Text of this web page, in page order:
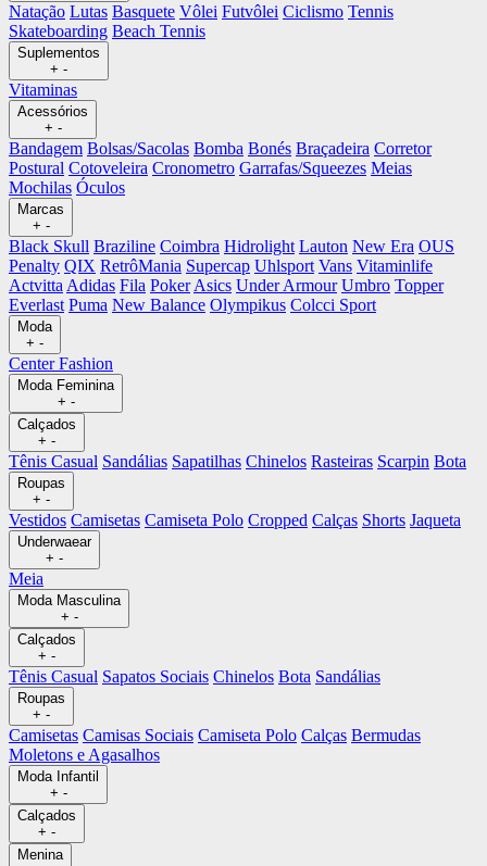
Natação Lutas Basquete Vôlei Futvôlei Ciclismo Tennis
Skateboarding Beach Tennis
Suplementos
+ -
Vitaminas
Acessórios
+ -
Bandagem Bolsas/Sacolas Bomba Bonés Braçadeira Corretor
Postural Cotoveleira Cronometro Garrafas/Squeezes Meias
Mochilas Óculos
Marcas
+ -
Black Skull Braziline Coimbra Hidrolight Lauton New Era OUS
Penalty QIX RetrôMania Supercap Uhlsport Vans Vitaminlife
Actvitta Adidas Fila Poker Asics Under Armour Umbro Topper
Everlast Puma New Balance Olympikus Colcci Sport
Moda
+ -
Center Fashion
Moda Feminina
+ -
Calçados
+ -
Tênis Casual Sandálias Sapatilhas Chinelos Rasteiras Scarpin Bota
Roupas
+ -
Vestidos Camisetas Camiseta Polo Cropped Calças Shorts Jaqueta
Underwaear
+ -
Meia
Moda Masculina
+ -
Calçados
+ -
Tênis Casual Sapatos Sociais Chinelos Bota Sandálias
Roupas
+ -
Camisetas Camisas Sociais Camiseta Polo Calças Bermudas
Moletons e Agasalhos
Moda Infantil
+ -
Calçados
+ -
Menina